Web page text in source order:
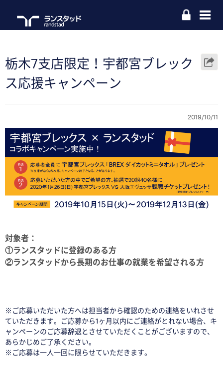
栃木7支店限定！宇都宮ブレック
ス応援キャンペーン
2019/10/11
対象者：
①ランスタッドに登録のある方
②ランスタッドから長期のお仕事の就業を希望される方
※ご応募いただいた方へは担当者から確認のための連絡をいれさせ
ていただきます。ご応募から1ヶ月以内にご連絡がとれない場合、キ
ャンペーンのご応募辞退とさせていただくことがございますので、
あらかじめご了承ください。
※ご応募は一人一回に限らせていただきます。